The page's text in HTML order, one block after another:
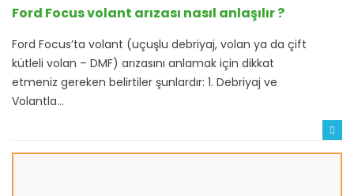
Ford Focus volant arızası nasıl anlaşılır ?
Ford Focus’ta volant (uçuşlu debriyaj, volan ya da çift
kütleli volan – DMF) arızasını anlamak için dikkat
etmeniz gereken belirtiler şunlardır: 1. Debriyaj ve
Volantla...